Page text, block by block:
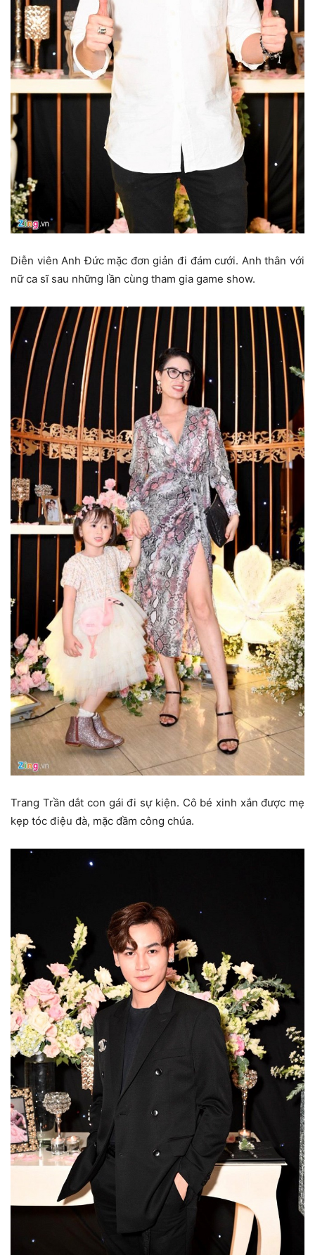
Diễn viên Anh Đức mặc đơn giản đi đám cưới. Anh thân với
nữ ca sĩ sau những lần cùng tham gia game show.
Trang Trần dắt con gái đi sự kiện. Cô bé xinh xắn được mẹ
kẹp tóc điệu đà, mặc đầm công chúa.